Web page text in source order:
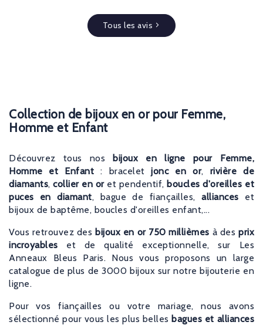
qualité,
à ce qui
défiant
a
sans
confiance
en cas de
Tous les avis
Collection de bijoux en or pour Femme,
Homme et Enfant
Découvrez tous nosbijoux en ligne pour Femme,
Homme et Enfant : braceletjonc en or, rivière de
diamants,collier en oret pendentif,boucles d'oreilles et
puces en diamant, bague de fiançailles,alliances et
bijoux de baptême, boucles d'oreilles enfant,...
Vous retrouvez desbijoux en or 750 millièmes à desprix
incroyables et de qualité exceptionnelle, sur Les
Anneaux Bleus Paris. Nous vous proposons un large
catalogue de plus de 3000 bijoux sur notre bijouterie en
ligne.
Pour vos fiançailles ou votre mariage, nous avons
sélectionné pour vous les plus bellesbagues et alliances